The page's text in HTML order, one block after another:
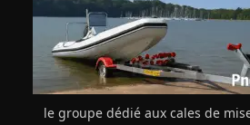
le groupe dédié aux cales de